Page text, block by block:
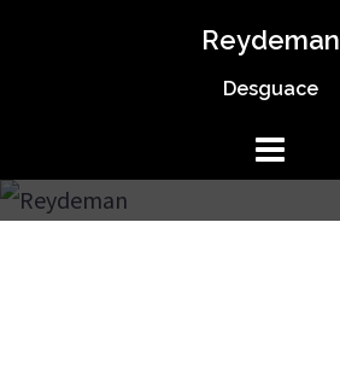
Reydeman
Desguace